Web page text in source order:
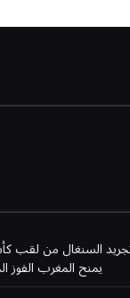
يمنح المغرب الفوز المفاجئ 3-0